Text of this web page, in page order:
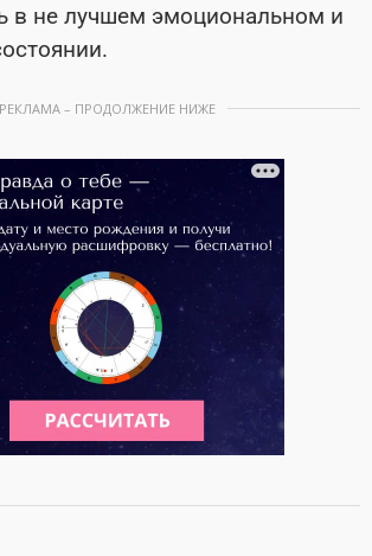
в не лучшем эмоциональном и
РЕКЛАМА – ПРОДОЛЖЕНИЕ НИЖЕ